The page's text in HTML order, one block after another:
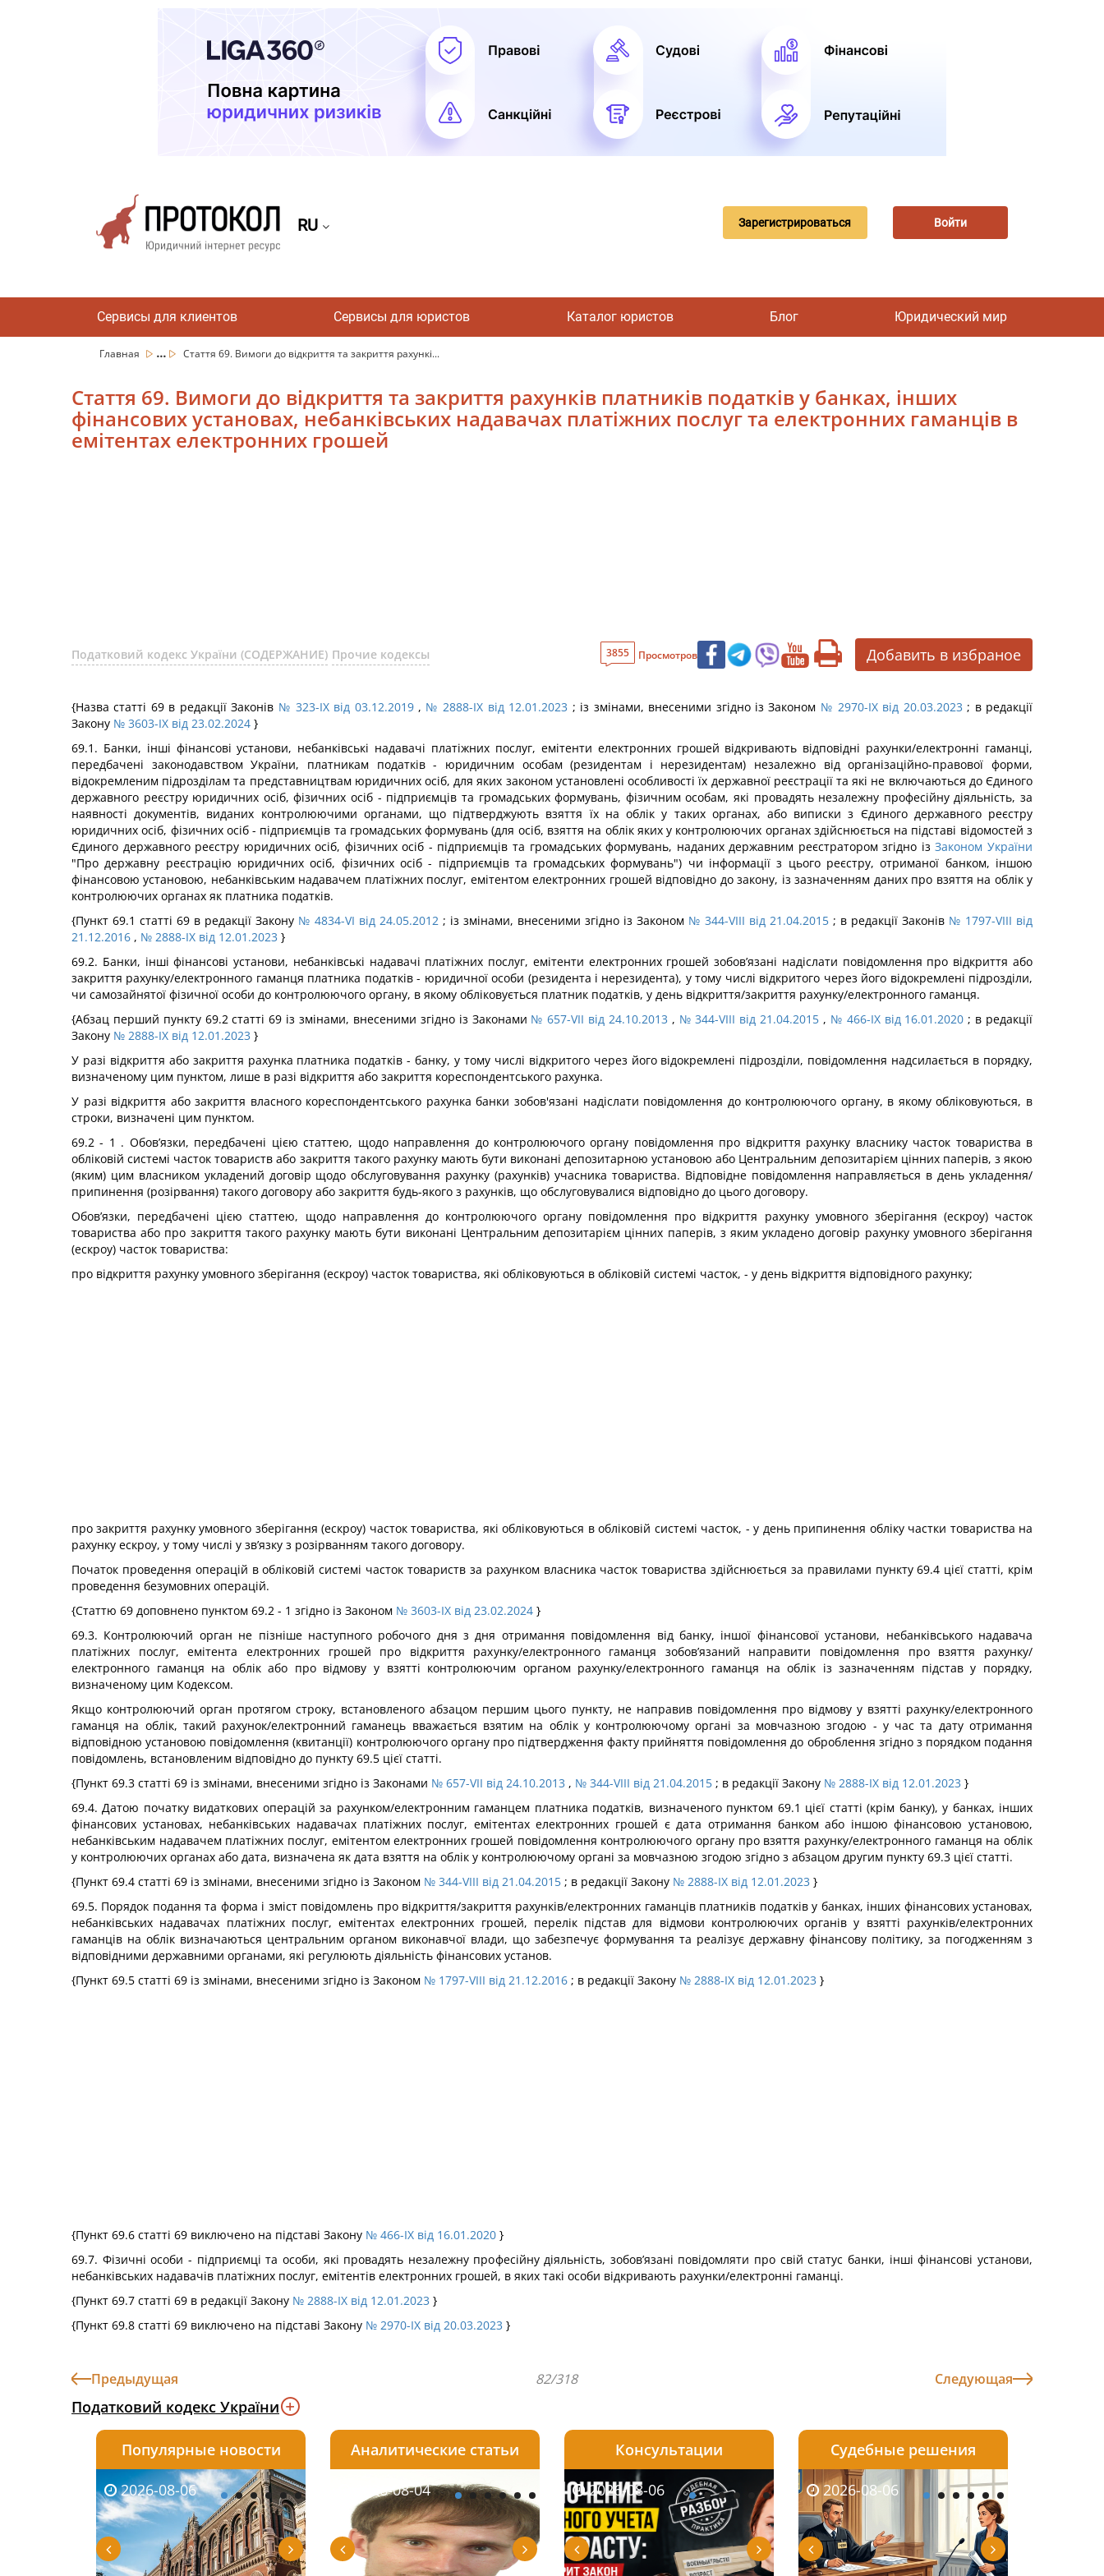
RU Зарегистрироваться Войти
Сервисы для клиентов Сервисы для юристов Каталог юристов Блог Юридический мир
Главная ... Стаття 69. Вимоги до відкриття та закриття рахункі...
Стаття 69. Вимоги до відкриття та закриття рахунків платників податків у банках, інших
фінансових установах, небанківських надавачах платіжних послуг та електронних гаманців в
емітентах електронних грошей
Податковий кодекс України (СОДЕРЖАНИЕ) Прочие кодексы 3855 Просмотров Добавить в избраное
{Назва статті 69 в редакції Законів № 323-IX від 03.12.2019, № 2888-IX від 12.01.2023 ; із змінами, внесеними згідно із Законом № 2970-IX від 20.03.2023 ; в редакції
Закону № 3603-IX від 23.02.2024 }
69.1. Банки, інші фінансові установи, небанківські надавачі платіжних послуг, емітенти електронних грошей відкривають відповідні рахунки/електронні гаманці,
передбачені законодавством України, платникам податків - юридичним особам (резидентам і нерезидентам) незалежно від організаційно-правової форми,
відокремленим підрозділам та представництвам юридичних осіб, для яких законом установлені особливості їх державної реєстрації та які не включаються до Єдиного
державного реєстру юридичних осіб, фізичних осіб - підприємців та громадських формувань, фізичним особам, які провадять незалежну професійну діяльність, за
наявності документів, виданих контролюючими органами, що підтверджують взяття їх на облік у таких органах, або виписки з Єдиного державного реєстру
юридичних осіб, фізичних осіб - підприємців та громадських формувань (для осіб, взяття на облік яких у контролюючих органах здійснюється на підставі відомостей з
Єдиного державного реєстру юридичних осіб, фізичних осіб - підприємців та громадських формувань, наданих державним реєстратором згідно ізЗаконом України
"Про державну реєстрацію юридичних осіб, фізичних осіб - підприємців та громадських формувань") чи інформації з цього реєстру, отриманої банком, іншою
фінансовою установою, небанківським надавачем платіжних послуг, емітентом електронних грошей відповідно до закону, із зазначенням даних про взяття на облік у
контролюючих органах як платника податків.
{Пункт 69.1 статті 69 в редакції Закону № 4834-VI від 24.05.2012 ; із змінами, внесеними згідно із Законом № 344-VIII від 21.04.2015 ; в редакції Законів № 1797-VIII від
21.12.2016 , № 2888-IX від 12.01.2023 }
69.2. Банки, інші фінансові установи, небанківські надавачі платіжних послуг, емітенти електронних грошей зобов’язані надіслати повідомлення про відкриття або
закриття рахунку/електронного гаманця платника податків - юридичної особи (резидента і нерезидента), у тому числі відкритого через його відокремлені підрозділи,
чи самозайнятої фізичної особи до контролюючого органу, в якому обліковується платник податків, у день відкриття/закриття рахунку/електронного гаманця.
{Абзац перший пункту 69.2 статті 69 із змінами, внесеними згідно із Законами № 657-VII від 24.10.2013 , № 344-VIII від 21.04.2015 , № 466-IX від 16.01.2020 ; в редакції
Закону № 2888-IX від 12.01.2023 }
У разі відкриття або закриття рахунка платника податків - банку, у тому числі відкритого через його відокремлені підрозділи, повідомлення надсилається в порядку,
визначеному цим пунктом, лише в разі відкриття або закриття кореспондентського рахунка.
У разі відкриття або закриття власного кореспондентського рахунка банки зобов'язані надіслати повідомлення до контролюючого органу, в якому обліковуються, в
строки, визначені цим пунктом.
69.2 - 1 . Обов’язки, передбачені цією статтею, щодо направлення до контролюючого органу повідомлення про відкриття рахунку власнику часток товариства в
обліковій системі часток товариств або закриття такого рахунку мають бути виконані депозитарною установою або Центральним депозитарієм цінних паперів, з якою
(яким) цим власником укладений договір щодо обслуговування рахунку (рахунків) учасника товариства. Відповідне повідомлення направляється в день укладення/
припинення (розірвання) такого договору або закриття будь-якого з рахунків, що обслуговувалися відповідно до цього договору.
Обов’язки, передбачені цією статтею, щодо направлення до контролюючого органу повідомлення про відкриття рахунку умовного зберігання (ескроу) часток
товариства або про закриття такого рахунку мають бути виконані Центральним депозитарієм цінних паперів, з яким укладено договір рахунку умовного зберігання
(ескроу) часток товариства:
про відкриття рахунку умовного зберігання (ескроу) часток товариства, які обліковуються в обліковій системі часток, - у день відкриття відповідного рахунку;
про закриття рахунку умовного зберігання (ескроу) часток товариства, які обліковуються в обліковій системі часток, - у день припинення обліку частки товариства на
рахунку ескроу, у тому числі у зв’язку з розірванням такого договору.
Початок проведення операцій в обліковій системі часток товариств за рахунком власника часток товариства здійснюється за правилами пункту 69.4 цієї статті, крім
проведення безумовних операцій.
{Статтю 69 доповнено пунктом 69.2 - 1 згідно із Законом № 3603-IX від 23.02.2024 }
69.3. Контролюючий орган не пізніше наступного робочого дня з дня отримання повідомлення від банку, іншої фінансової установи, небанківського надавача
платіжних послуг, емітента електронних грошей про відкриття рахунку/електронного гаманця зобов’язаний направити повідомлення про взяття рахунку/
електронного гаманця на облік або про відмову у взятті контролюючим органом рахунку/електронного гаманця на облік із зазначенням підстав у порядку,
визначеному цим Кодексом.
Якщо контролюючий орган протягом строку, встановленого абзацом першим цього пункту, не направив повідомлення про відмову у взятті рахунку/електронного
гаманця на облік, такий рахунок/електронний гаманець вважається взятим на облік у контролюючому органі за мовчазною згодою - у час та дату отримання
відповідною установою повідомлення (квитанції) контролюючого органу про підтвердження факту прийняття повідомлення до оброблення згідно з порядком подання
повідомлень, встановленим відповідно до пункту 69.5 цієї статті.
{Пункт 69.3 статті 69 із змінами, внесеними згідно із Законами № 657-VII від 24.10.2013 , № 344-VIII від 21.04.2015 ; в редакції Закону № 2888-IX від 12.01.2023 }
69.4. Датою початку видаткових операцій за рахунком/електронним гаманцем платника податків, визначеного пунктом 69.1 цієї статті (крім банку), у банках, інших
фінансових установах, небанківських надавачах платіжних послуг, емітентах електронних грошей є дата отримання банком або іншою фінансовою установою,
небанківським надавачем платіжних послуг, емітентом електронних грошей повідомлення контролюючого органу про взяття рахунку/електронного гаманця на облік
у контролюючих органах або дата, визначена як дата взяття на облік у контролюючому органі за мовчазною згодою згідно з абзацом другим пункту 69.3 цієї статті.
{Пункт 69.4 статті 69 із змінами, внесеними згідно із Законом № 344-VIII від 21.04.2015 ; в редакції Закону № 2888-IX від 12.01.2023 }
69.5. Порядок подання та форма і зміст повідомлень про відкриття/закриття рахунків/електронних гаманців платників податків у банках, інших фінансових установах,
небанківських надавачах платіжних послуг, емітентах електронних грошей, перелік підстав для відмови контролюючих органів у взятті рахунків/електронних
гаманців на облік визначаються центральним органом виконавчої влади, що забезпечує формування та реалізує державну фінансову політику, за погодженням з
відповідними державними органами, які регулюють діяльність фінансових установ.
{Пункт 69.5 статті 69 із змінами, внесеними згідно із Законом № 1797-VIII від 21.12.2016 ; в редакції Закону № 2888-IX від 12.01.2023 }
{Пункт 69.6 статті 69 виключено на підставі Закону № 466-IX від 16.01.2020 }
69.7. Фізичні особи - підприємці та особи, які провадять незалежну професійну діяльність, зобов’язані повідомляти про свій статус банки, інші фінансові установи,
небанківських надавачів платіжних послуг, емітентів електронних грошей, в яких такі особи відкривають рахунки/електронні гаманці.
{Пункт 69.7 статті 69 в редакції Закону № 2888-IX від 12.01.2023 }
{Пункт 69.8 статті 69 виключено на підставі Закону № 2970-IX від 20.03.2023 }
Предыдущая 82/318 Следующая
Податковий кодекс України
Популярные новости
2026-08-06 2026-08-06 2026-08-05 2026-08-05 2026-08-05
Аналитические статьи
2026-08-03 2026-08-04 2026-08-04 2026-08-03 2026-08-03
Консультации
2026-08-05 2026-08-06 2026-08-06 2026-08-06
Судебные решения
2026-07-30 2026-08-06